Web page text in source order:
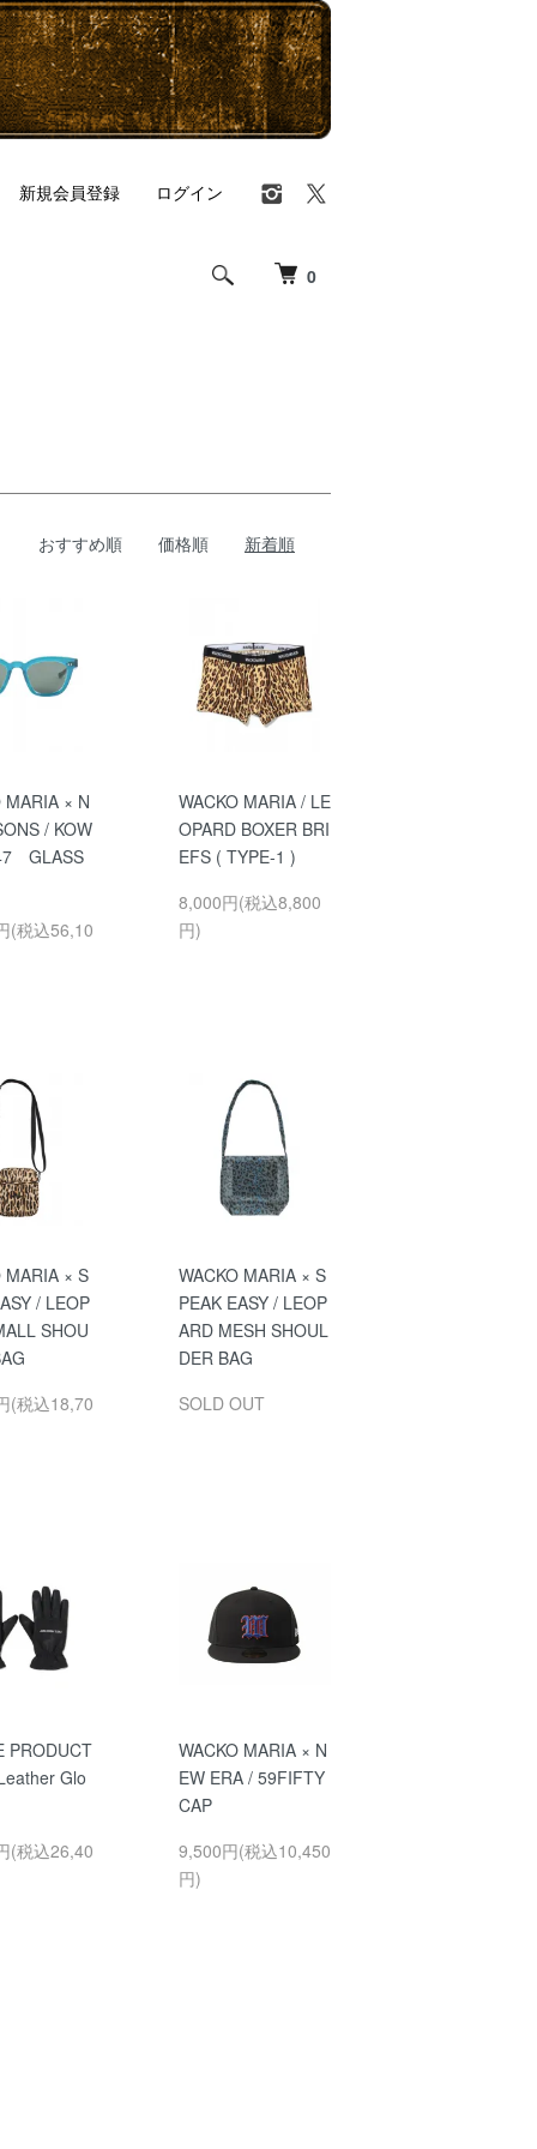
0
新規会員登録 ログイン
おすすめ順 価格順 新着順
MARIA × N
/ KOW
GLASS
(税込56,10
WACKO MARIA / LE
OPARD BOXER BRI
EFS ( TYPE-1 )
8,000円(税込8,800
円)
MARIA × S
/ LEOP
SHOU
(税込18,70
WACKO MARIA × S
PEAK EASY / LEOP
ARD MESH SHOUL
DER BAG
SOLD OUT
PRODUCT
Glo
(税込26,40
WACKO MARIA × N
EW ERA / 59FIFTY
CAP
9,500円(税込10,450
円)